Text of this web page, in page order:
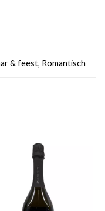
& feest, Romantisch